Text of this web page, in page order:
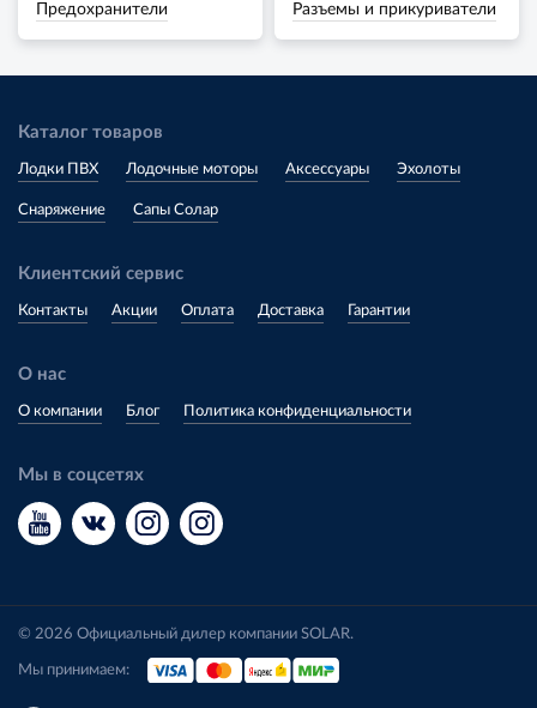
Предохранители Разъемы и прикуриватели
Каталог товаров
Лодки ПВХ Лодочные моторы Аксессуары Эхолоты
Снаряжение Сапы Солар
Клиентский сервис
Контакты Акции Оплата Доставка Гарантии
О нас
О компании Блог Политика конфиденциальности
Мы в соцсетях
© 2026 Официальный дилер компании SOLAR.
Мы принимаем: